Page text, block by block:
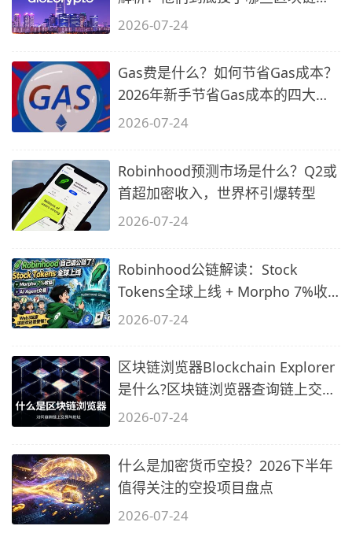
目？
2026-07-24
Gas费是什么？如何节省Gas成本？
2026年新手节省Gas成本的四大实
战策略
2026-07-24
Robinhood预测市场是什么？Q2或
首超加密收入，世界杯引爆转型
2026-07-24
Robinhood公链解读：Stock
Tokens全球上线 + Morpho 7%收
益 + AI Agent
2026-07-24
区块链浏览器Blockchain Explorer
是什么?区块链浏览器查询链上交易
与地
2026-07-24
什么是加密货币空投？2026下半年
值得关注的空投项目盘点
2026-07-24